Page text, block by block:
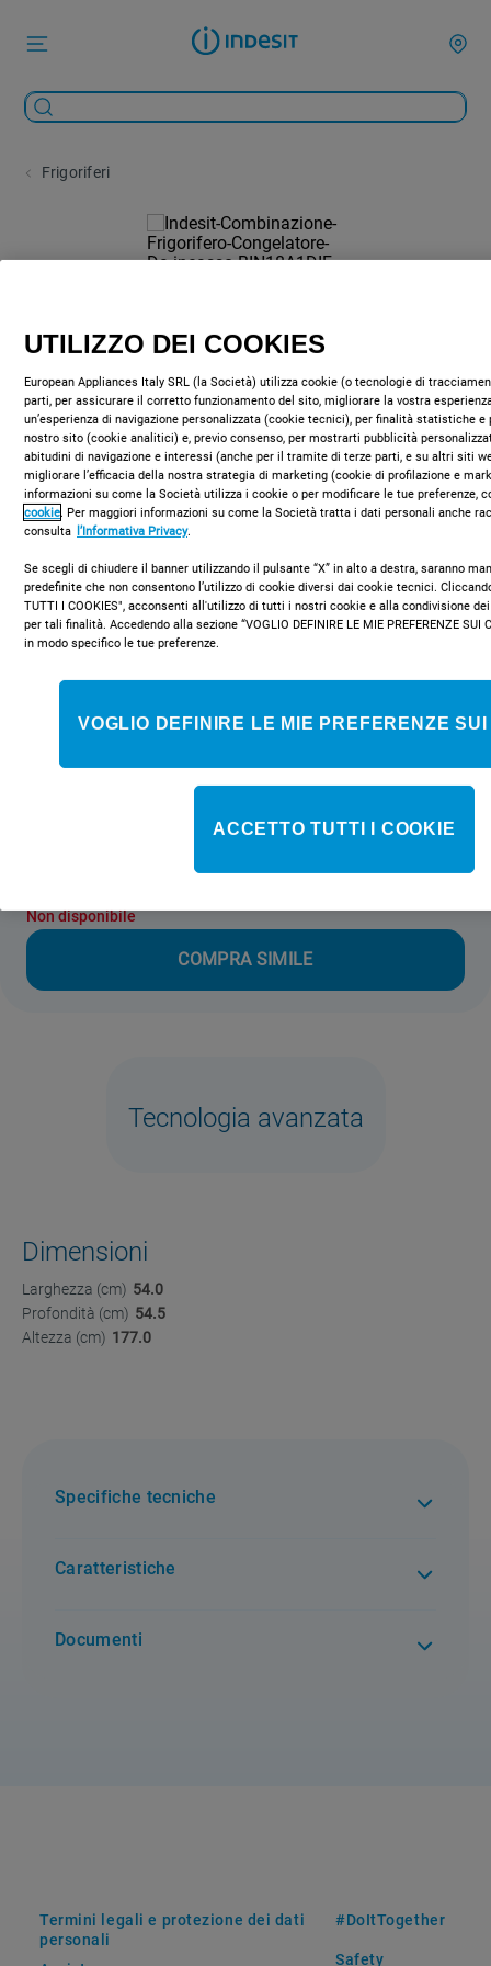
Frigoriferi
BIN18A1DIF 1
Frigorifero combinato da incasso
Indesit - BIN18A1DIF 1
porta-bottiglie per conservare le bottiglie con sicurezza.
Non disponibile
COMPRA SIMILE
Tecnologia avanzata
Dimensioni
Larghezza (cm) 54.0
Profondità (cm) 54.5
Altezza (cm) 177.0
Specifiche tecniche
Caratteristiche
Documenti
Termini legali e protezione dei dati
personali
#DoItTogether
Safety
UTILIZZO DEI COOKIES
European Appliances Italy SRL (la Società) utilizza cookie (o tecnologie di
parti, per assicurare il corretto funzionamento del sito, migliorare la vostra
un’esperienza di navigazione personalizzata (cookie tecnici), per finalità statistiche e
nostro sito (cookie analitici) e, previo consenso, per mostrarti pubblicità
abitudini di navigazione e interessi (anche per il tramite di terze parti, e su altri siti
migliorare l’efficacia della nostra strategia di marketing (cookie di profilazione e
informazioni su come la Società utilizza i cookie o per modificare le tue preferenze,
cookie. Per maggiori informazioni su come la Società tratta i dati personali anche
consulta l’Informativa Privacy.
Se scegli di chiudere il banner utilizzando il pulsante “X” in alto a destra, saranno
predefinite che non consentono l’utilizzo di cookie diversi dai cookie tecnici.
TUTTI I COOKIES", acconsenti all'utilizzo di tutti i nostri cookie e alla condivisione
per tali finalità. Accedendo alla sezione “VOGLIO DEFINIRE LE MIE PREFERENZE SUI
in modo specifico le tue preferenze.
VOGLIO DEFINIRE LE MIE PREFERENZE
ACCETTO TUTTI I COOKIE